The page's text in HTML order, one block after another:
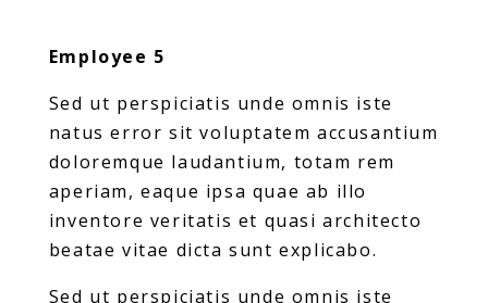
Employee 5
Sed ut perspiciatis unde omnis iste
natus error sit voluptatem accusantium
doloremque laudantium, totam rem
aperiam, eaque ipsa quae ab illo
inventore veritatis et quasi architecto
beatae vitae dicta sunt explicabo.
Sed ut perspiciatis unde omnis iste